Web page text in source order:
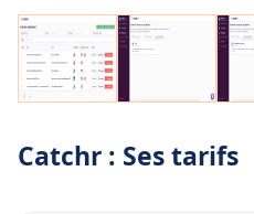
Catchr : Ses tarifs